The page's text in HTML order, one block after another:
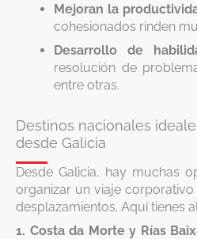
Mejoran la
cohesionados rinden
Desarrollo de
resolución de
entre otras.
Destinos nacionales
desde Galicia
Desde Galicia, hay muchas
organizar un viaje
desplazamientos. Aquí tienes
1. Costa da Morte y Rías